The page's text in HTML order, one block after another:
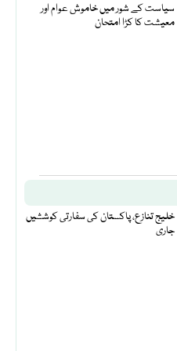
سیاست کے شور میں خاموش عوام اور
معیشت کا کڑا امتحان
خلیج تنازع، پاکستان کی سفارتی کوششیں
جاری